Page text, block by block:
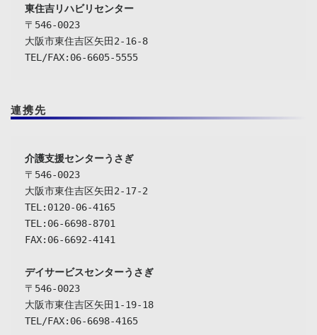
東住吉リハビリセンター
〒546-0023
大阪市東住吉区矢田2-16-8
TEL/FAX:06-6605-5555
連携先
介護支援センターうさぎ
〒546-0023
大阪市東住吉区矢田2-17-2
TEL:0120-06-4165
TEL:06-6698-8701
FAX:06-6692-4141
デイサービスセンターうさぎ
〒546-0023
大阪市東住吉区矢田1-19-18
TEL/FAX:06-6698-4165